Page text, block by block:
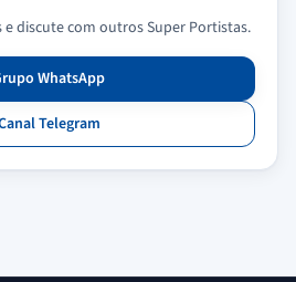
e discute com outros Super Portistas.
WhatsApp
Telegram